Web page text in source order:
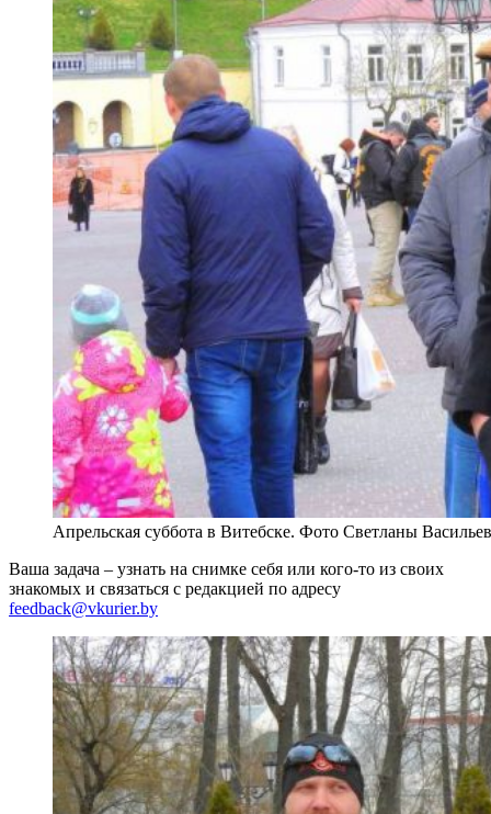
Апрельская суббота в Витебске. Фото Светланы
Ваша задача – узнать на снимке себя или кого-то из своих
знакомых и связаться с редакцией по адресу
feedback@vkurier.by